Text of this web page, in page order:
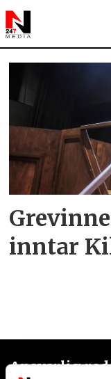
Tag:
inntar
Ansvarlig